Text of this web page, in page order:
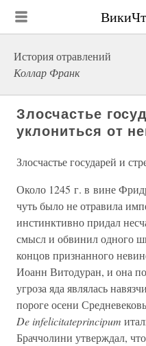
История отравлений
Коллар Франк
Злосчастье
уклониться от
Злосчастье государей и
Около 1245 г. в вине
чуть было не отравила
инстинктивно придал
смысл и обвинил одного
концов признанного
Иоанн Витодуран, и она
угроза яда являлась
пороге осени
De infelicitateprincipum
Браччолини утверждал,